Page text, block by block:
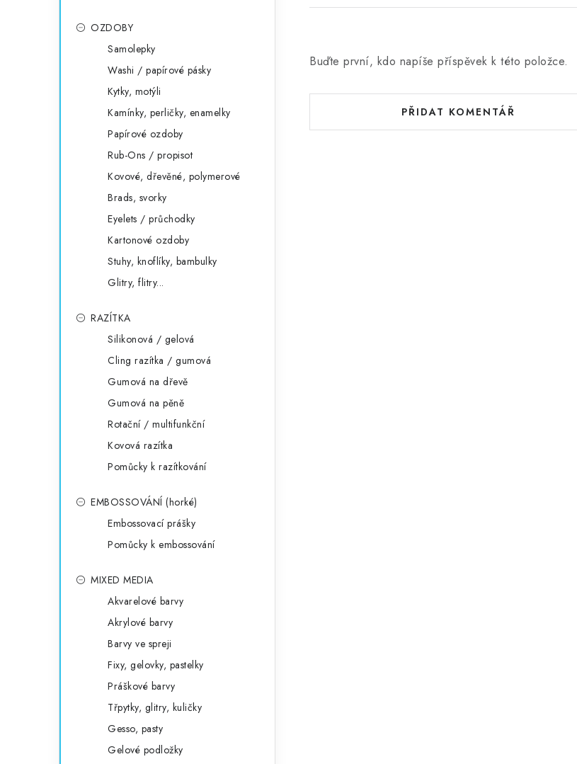
OZDOBY
Samolepky
Washi / papírové pásky
Kytky, motýli
Kamínky, perličky, enamelky
Papírové ozdoby
Rub-Ons / propisot
Kovové, dřevěné, polymerové
Brads, svorky
Eyelets / průchodky
Kartonové ozdoby
Stuhy, knoflíky, bambulky
Glitry, flitry...
RAZÍTKA
Silikonová / gelová
Cling razítka / gumová
Gumová na dřevě
Gumová na pěně
Rotační / multifunkční
Kovová razítka
Pomůcky k razítkování
EMBOSSOVÁNÍ (horké)
Embossovací prášky
Pomůcky k embossování
MIXED MEDIA
Akvarelové barvy
Akrylové barvy
Barvy ve spreji
Fixy, gelovky, pastelky
Práškové barvy
Třpytky, glitry, kuličky
Gesso, pasty
Gelové podložky
Buďte první, kdo napíše příspěvek k této položce.
PŘIDAT KOMENTÁŘ